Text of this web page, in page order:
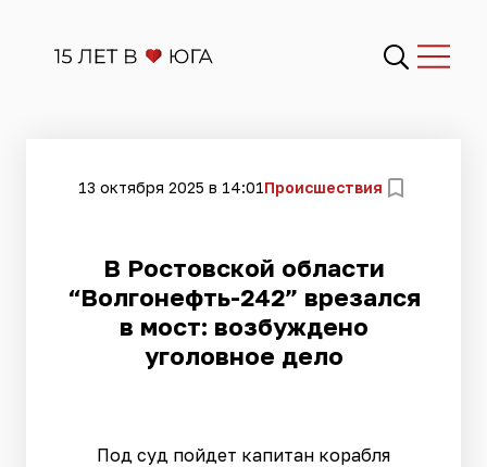
13 октября 2025 в 14:01Происшествия
В Ростовской области
“Волгонефть-242” врезался
в мост: возбуждено
уголовное дело
Под суд пойдет капитан корабля